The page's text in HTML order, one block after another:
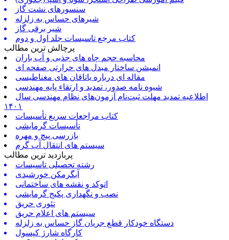
سنسورهای نشت گاز
شیرهای حساس به زلزله
شیر برقی گاز
کتاب مرجع تاسیسات جلد اول و دوم
پرچالش ترین مطالب
محاسبه حجم چاه های جذبی و آب باران
انمیشن ساختار مبدل های حرارتی صفحه ای
مقاله ای درباره یاتاقان های مغناطیسی
شیوه نامه صدور، تمدید و ارتقاء پایه مهندسی
اطلاعیه تمدید مهلت ثبت‌نام آزمون‌های نظام مهندسی سال
۱۴۰۱
کتاب مراجعات سریع تأسیسات
تأسیسات گرمایشی
بازرسی پیچ و مهره
سیستم های انتقال آب گرم
پربازدید ترین مطالب
رشته تحصیلی تاسیسات
آبگرمکن خورشیدی
اتوکد و نقشه های ساختمانی
نصب و نگهداری پکیج گرمایشی
تئوری حریق
سیستم های اعلام حریق
دستگاه خودکار قطع جریان گاز حساس به زلزله
کارگاه شارژ کپسول